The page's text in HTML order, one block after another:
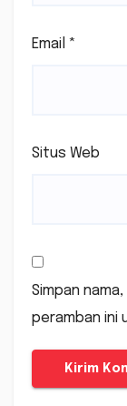
Email *
Situs Web
Simpan
peramban ini